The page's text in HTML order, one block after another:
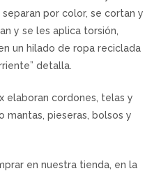
por color, se cortan y
y se les aplica torsión,
un hilado de ropa reciclada
detalla.
elaboran cordones, telas y
pieseras, bolsos y
en nuestra tienda, en la